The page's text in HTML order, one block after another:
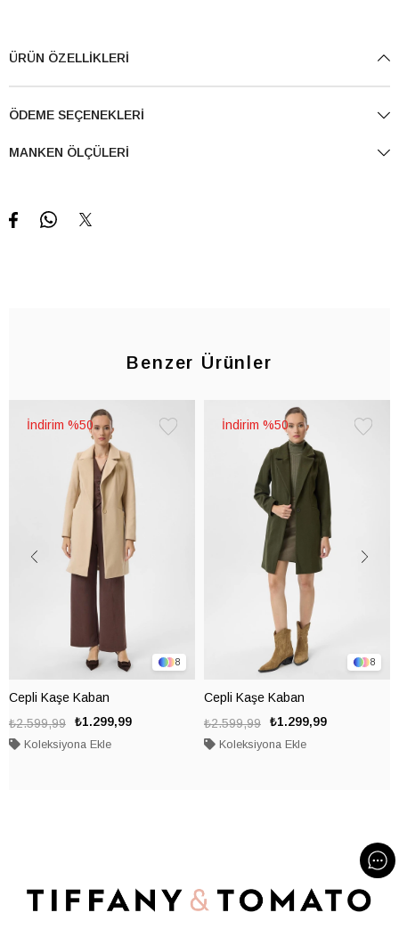
ÜRÜN ÖZELLIKLERI
ÖDEME SEÇENEKLERI
MANKEN ÖLÇÜLERI
Benzer Ürünler
8
Cepli Kaşe Kaban
₺1.299,99
₺2.599,99
Koleksiyona Ekle
%50
8
Cepli Kaşe Kaban
₺1.299,99
₺2.599,99
Koleksiyona Ekle
%50